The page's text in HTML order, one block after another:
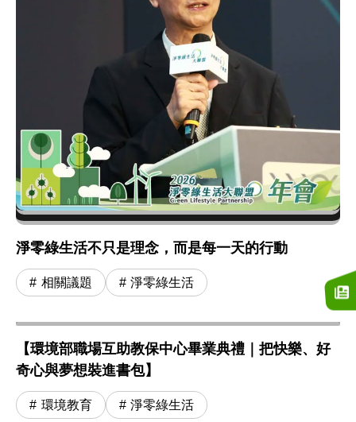
淨零綠生活不只是理念，而是每一天的行動
相關議題 淨零綠生活
【環境部職場互助教保中心畢業典禮｜把快樂、好
奇心與夢想裝進書包】
環境教育 淨零綠生活